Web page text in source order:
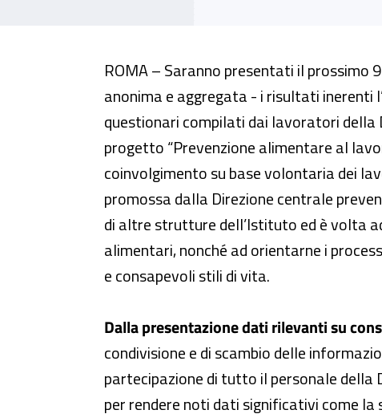
“Prevenzione alimentare al
ROMA – Saranno presentati il prossimo
anonima e aggregata - i risultati inerenti
questionari compilati dai lavoratori della
progetto “Prevenzione alimentare al
coinvolgimento su base volontaria dei
promossa dalla Direzione centrale
di altre strutture dell’Istituto ed è volta
alimentari, nonché ad orientarne i
e consapevoli stili di vita.
Dalla presentazione dati rilevanti su
condivisione e di scambio delle
partecipazione di tutto il personale della
per rendere noti dati significativi come